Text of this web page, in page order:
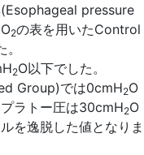
pressure
2の表を用いたControl
2O以下でした。
Group)では0cmH2O
ラトー圧は30cmH2O
を逸脱した値となりま